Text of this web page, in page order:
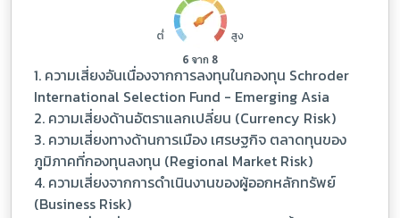
1. ความเสี่ยงอันเนื่องจากการลงทุนในกองทุน Schroder
International Selection Fund - Emerging Asia
2. ความเสี่ยงด้านอัตราแลกเปลี่ยน (Currency Risk)
3. ความเสี่ยงทางด้านการเมือง เศรษฐกิจ ตลาดทุนของ
ภูมิภาคที่กองทุนลงทุน (Regional Market Risk)
4. ความเสี่ยงจากการดำเนินงานของผู้ออกหลักทรัพย์
(Business Risk)